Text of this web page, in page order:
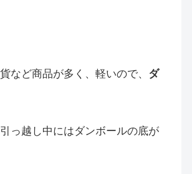
など商品が多く、軽いので、 ダ
っ越し中にはダンボールの底が